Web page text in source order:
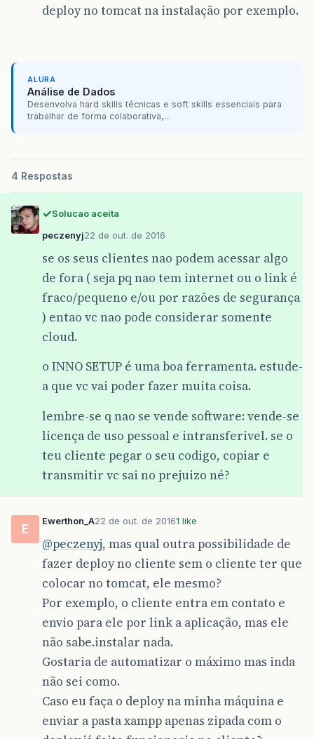
deploy no tomcat na instalação por exemplo.
ALURA
Análise de Dados
Desenvolva hard skills técnicas e soft skills essenciais para
trabalhar de forma colaborativa,...
4 Respostas
Solucao aceita
peczenyj22 de out. de 2016
se os seus clientes nao podem acessar algo
de fora ( seja pq nao tem internet ou o link é
fraco/pequeno e/ou por razões de segurança
) entao vc nao pode considerar somente
cloud.
o INNO SETUP é uma boa ferramenta. estude-
a que vc vai poder fazer muita coisa.
lembre-se q nao se vende software: vende-se
licença de uso pessoal e intransferivel. se o
teu cliente pegar o seu codigo, copiar e
transmitir vc sai no prejuizo né?
E
Ewerthon_A22 de out. de 20161 like
@peczenyj, mas qual outra possibilidade de
fazer deploy no cliente sem o cliente ter que
colocar no tomcat, ele mesmo?
Por exemplo, o cliente entra em contato e
envio para ele por link a aplicação, mas ele
não sabe.instalar nada.
Gostaria de automatizar o máximo mas inda
não sei como.
Caso eu faça o deploy na minha máquina e
enviar a pasta xampp apenas zipada com o